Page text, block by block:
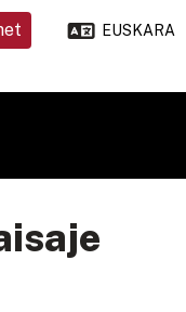
EUSKARA